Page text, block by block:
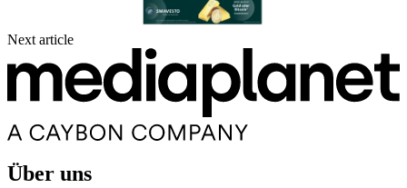
Next article
Über uns